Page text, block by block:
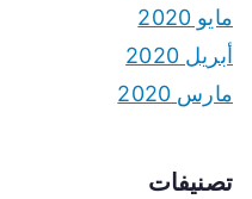
مايو 2020
أبريل 2020
مارس 2020
تصنيفات